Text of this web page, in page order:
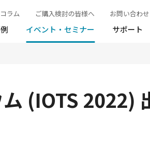
コラム ご購入検討の皆様へ お問い合わせ
イベント・セミナー サポート
(IOTS 2022)